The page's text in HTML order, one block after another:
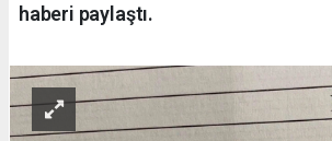
haberi paylaştı.